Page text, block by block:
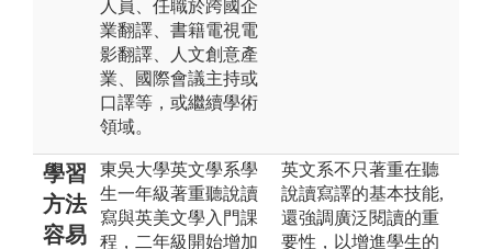
人員、任職於跨國企
業翻譯、書籍電視電
影翻譯、人文創意產
業、國際會議主持或
口譯等，或繼續學術
領域。
學習
方法
容易
東吳大學英文學系學
生一年級著重聽說讀
寫與英美文學入門課
程，二年級開始增加
英文系不只著重在聽
說讀寫譯的基本技能,
還強調廣泛閱讀的重
要性，以增進學生的